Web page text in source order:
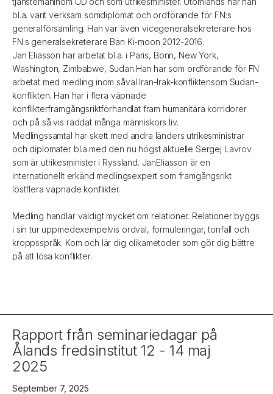
bl.a. varit verksam somdiplomat och ordförande för FN:s
generalförsamling. Han var även vicegeneralsekreterare hos
FN:s generalsekreterare Ban Ki-moon 2012-2016.
Jan Eliasson har arbetat bl.a. i Paris, Bonn, New York,
Washington, Zimbabwe, Sudan.Han har som ordförande för FN
arbetat med medling inom såväl Iran-Irak-konfliktensom Sudan-
konflikten. Han har i flera väpnade
konflikterframgångsriktförhandlat fram humanitära korridorer
och på så vis räddat många människors liv.
Medlingssamtal har skett med andra länders utrikesministrar
och diplomater bl.a.med den nu högst aktuelle Sergej Lavrov
som är utrikesminister i Ryssland. JanEliasson är en
internationellt erkänd medlingsexpert som framgångsrikt
löstflera väpnade konflikter.
Medling handlar väldigt mycket om relationer. Relationer byggs
i sin tur uppmedexempelvis ordval, formuleringar, tonfall och
kroppsspråk. Kom och lär dig olikametoder som gör dig bättre
på att lösa konflikter.
Rapport från seminariedagar på
Ålands fredsinstitut 12 - 14 maj
2025
September 7, 2025